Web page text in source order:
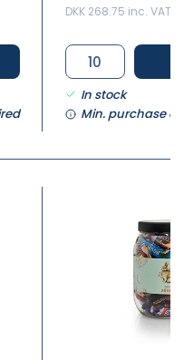
DKK 268.75 inc. VAT
In stock
Min. purchase of